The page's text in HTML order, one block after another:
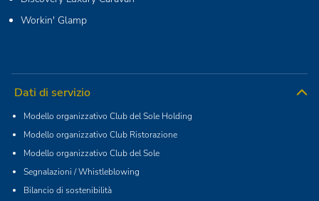
Workin' Glamp
Dati di servizio
Modello organizzativo Club del Sole Holding
Modello organizzativo Club Ristorazione
Modello organizzativo Club del Sole
Segnalazioni / Whistleblowing
Bilancio di sostenibilità